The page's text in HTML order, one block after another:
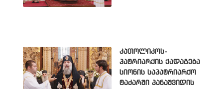
კათოლიკოს-
პატრიარქის ქადაგება
სიონის საპატრიარქო
ტაძარში პანაშვიდის